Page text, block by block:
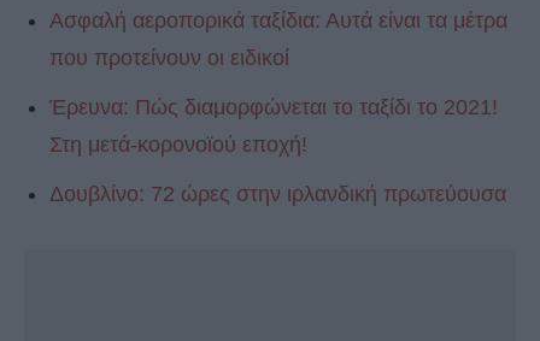
Ασφαλή αεροπορικά ταξίδια: Αυτά είναι τα μέτρα
που προτείνουν οι ειδικοί
Έρευνα: Πώς διαμορφώνεται το ταξίδι το 2021!
Στη μετά-κορονοϊού εποχή!
Δουβλίνο: 72 ώρες στην ιρλανδική πρωτεύουσα